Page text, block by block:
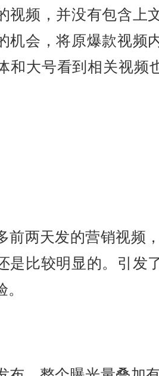
视频，并没有包含上
机会，将原爆款视频
和大号看到相关视频
前两天发的营销视频
是比较明显的。引发